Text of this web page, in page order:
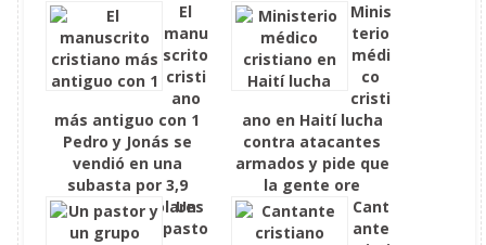
El
manu
scrito
cristi
ano
más antiguo con 1
Pedro y Jonás se
vendió en una
subasta por 3,9
millones de dólares
Minis
terio
médi
co
cristi
ano en Haití lucha
contra atacantes
armados y pide que
la gente ore
Un
pasto
Cant
ante